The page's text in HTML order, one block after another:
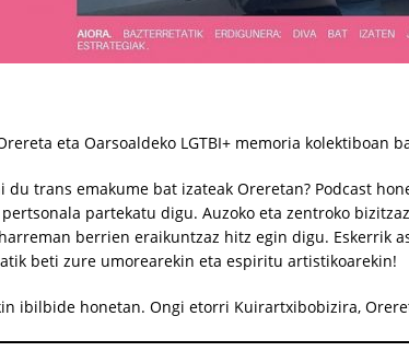
eta Oarsoaldeko LGTBI+ memoria kolektiboan
du trans emakume bat izateak Oreretan? Podcast
partekatu digu. Auzoko eta zentroko
berrien eraikuntzaz hitz egin digu. Eskerrik
beti zure umorearekin eta espiritu artistikoarekin!
ibilbide honetan. Ongi etorri Kuirartxibobizira,